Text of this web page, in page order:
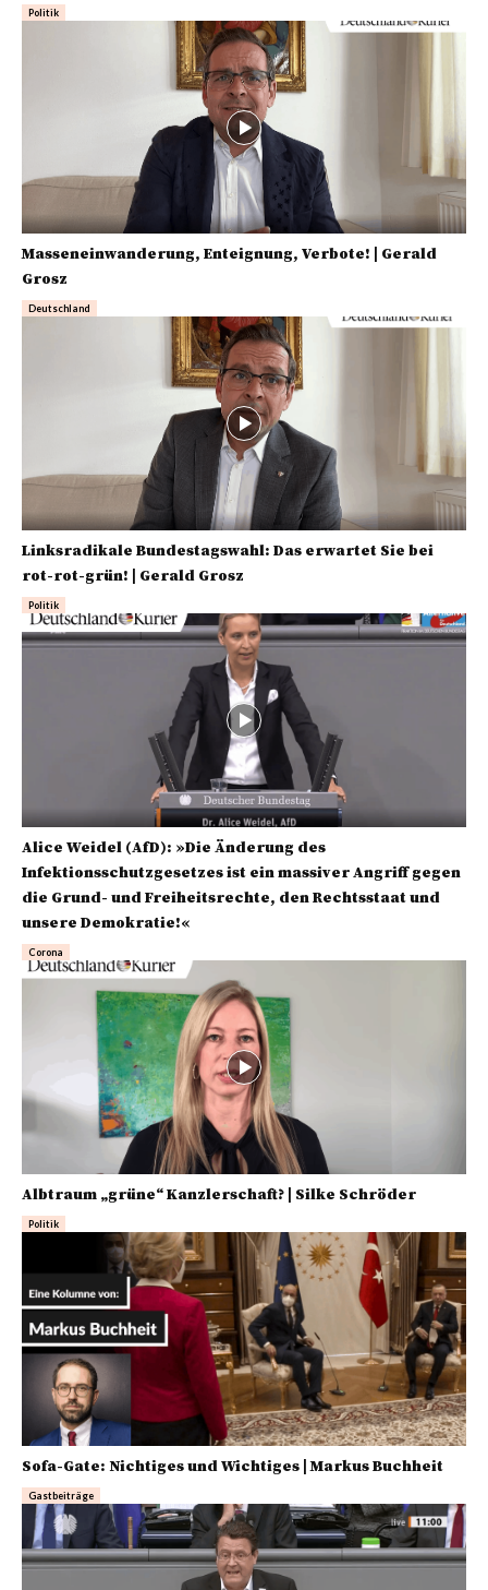
Politik
Masseneinwanderung, Enteignung, Verbote! | Gerald
Grosz
Deutschland
Linksradikale Bundestagswahl: Das erwartet Sie bei
rot-rot-grün! | Gerald Grosz
Politik
Alice Weidel (AfD): »Die Änderung des
Infektionsschutzgesetzes ist ein massiver Angriff gegen
die Grund- und Freiheitsrechte, den Rechtsstaat und
unsere Demokratie!«
Corona
Albtraum „grüne“ Kanzlerschaft? | Silke Schröder
Politik
Sofa-Gate: Nichtiges und Wichtiges | Markus Buchheit
Gastbeiträge